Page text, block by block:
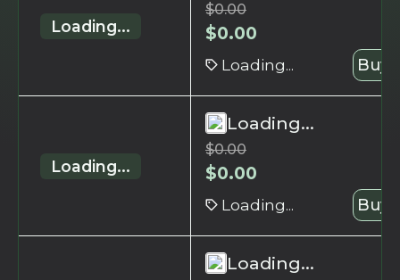
Loading...
$0.00
$0.00
Loading... Buy
Loading...
Loading...
$0.00
$0.00
Loading... Buy
Loading...